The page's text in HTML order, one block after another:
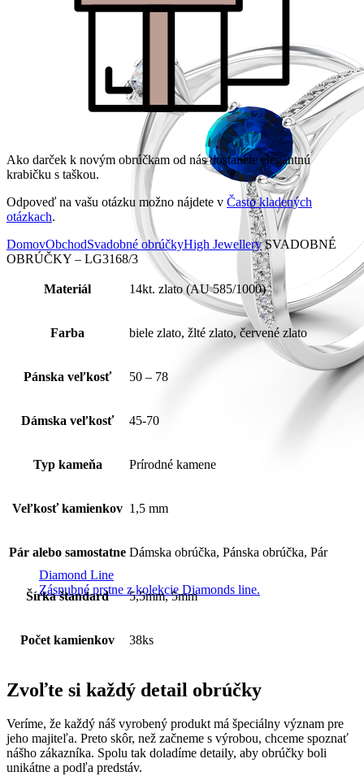
Diamond Line
Zásnubné prstne z kolekcie Diamonds line.
Ako darček k novým obrúčkam od nás dostanete elegantnú
krabičku s taškou.
Odpoveď na vašu otázku možno nájdete v Často kladených
otázkach.
DomovObchodSvadobné obrúčkyHigh JewellerySVADOBNÉ
OBRÚČKY – LG3168/3
Materiál 14kt. zlato (AU 585/1000)
Farba biele zlato, žlté zlato, červené zlato
Pánska veľkosť 50 – 78
Dámska veľkosť 45-70
Typ kameňa Prírodné kamene
Veľkosť kamienkov 1,5 mm
Pár alebo samostatne Dámska obrúčka, Pánska obrúčka, Pár
Šírka štandard 5,5mm, 5mm
Počet kamienkov 38ks
Zvoľte si každý detail obrúčky
Veríme, že každý náš vyrobený produkt má špeciálny význam pre
jeho majiteľa. Preto skôr, než začneme s výrobou, chceme spoznať
nášho zákazníka. Spolu tak doladíme detaily, aby obrúčky boli
unikátne a podľa predstáv.